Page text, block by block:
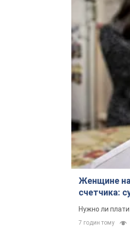
Женщине
счетчика:
Нужно ли
7 годин тому